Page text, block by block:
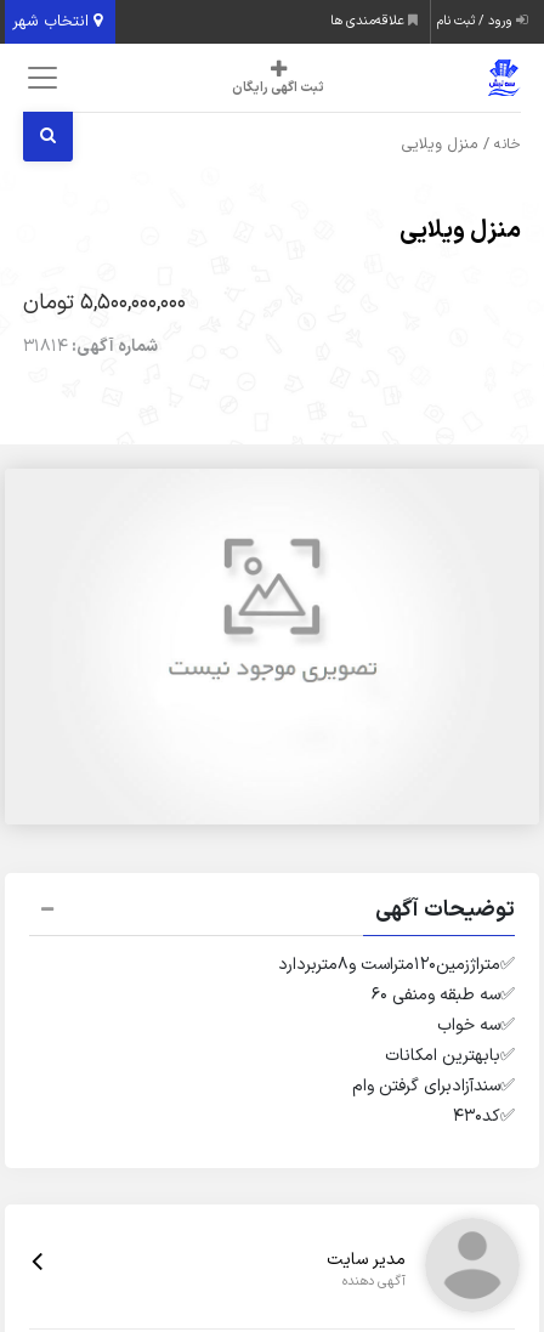
انتخاب شهر ورود / ثبت نام علاقه‌مندی ها
ثبت اگهی رایگان
خانه / منزل ویلایی
منزل ویلایی
5,500,000,000 تومان
شماره آگهی:31814
توضیحات آگهی
✅️متراژزمین۱۲۰متراست و۸متربردارد
✅️سه طبقه ومنفی ۶۰
✅️سه خواب
✅️بابهترین امکانات
✅️سندآزادبرای گرفتن وام
✅️کد۴۳۰
مدیر سایت
آگهی دهنده